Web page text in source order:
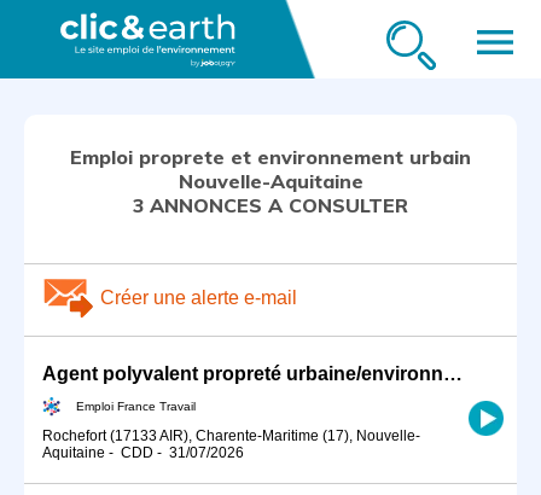
menu
Emploi proprete et environnement urbain
Nouvelle-Aquitaine
3 ANNONCES A CONSULTER
Créer une alerte e-mail
Agent polyvalent propreté urbaine/environnement (H/F)
Emploi France Travail
Rochefort (17133 AIR), Charente-Maritime (17), Nouvelle-
Aquitaine - CDD - 31/07/2026